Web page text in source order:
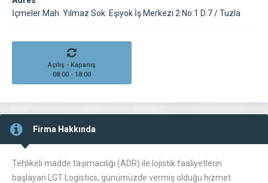
İçmeler Mah. Yılmaz Sok. Eşiyok İş Merkezi 2 No:1 D:7 / Tuzla
Açılış - Kapanış
08:00 - 18:00
Firma Hakkında
Tehlikeli madde taşımacılığı (ADR) ile lojistik faaliyetlerin
başlayan LGT Logistics, günümüzde vermiş olduğu hizmet